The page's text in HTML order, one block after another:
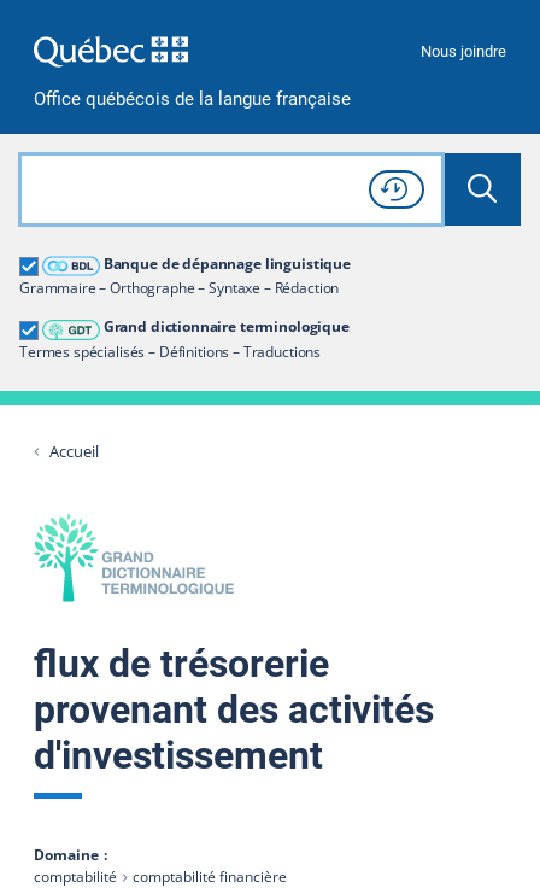
Office québécois de la langue française
Nous joindre
Rechercher dans tout le site
Lancer
Consulter l'
Historique
de recherche
Banque de dépannage linguistique
Grammaire – Orthographe – Syntaxe – Rédaction
Grand dictionnaire terminologique
Termes spécialisés – Définitions – Traductions
Grand dictionnaire terminologique
Restreindre aux termes
Accueil
flux de trésorerie
provenant des activités
d'investissement
Domaine
comptabilité
comptabilité financière